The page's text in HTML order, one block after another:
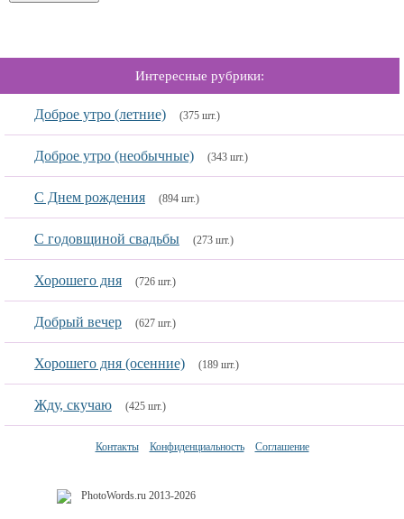
Интересные рубрики:
Доброе утро (летние) (375 шт.)
Доброе утро (необычные) (343 шт.)
С Днем рождения (894 шт.)
C годовщиной свадьбы (273 шт.)
Хорошего дня (726 шт.)
Добрый вечер (627 шт.)
Хорошего дня (осенние) (189 шт.)
Жду, скучаю (425 шт.)
Контакты Конфиденциальность Соглашение
PhotoWords.ru 2013-2026